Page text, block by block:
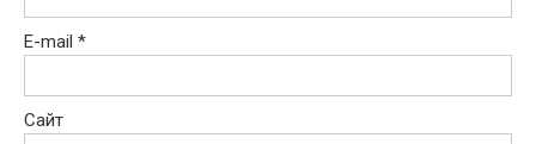
E-mail *
Сайт